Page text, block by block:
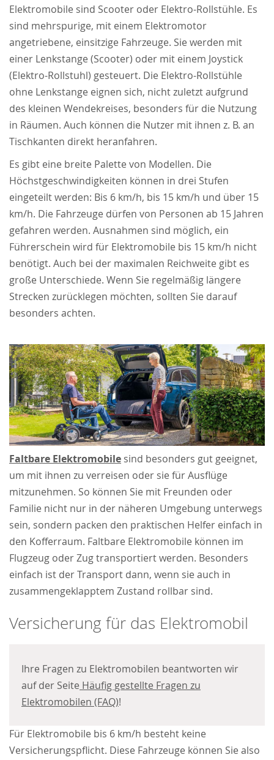
Elektromobile sind Scooter oder Elektro-Rollstühle. Es
sind mehrspurige, mit einem Elektromotor
angetriebene, einsitzige Fahrzeuge. Sie werden mit
einer Lenkstange (Scooter) oder mit einem Joystick
(Elektro-Rollstuhl) gesteuert. Die Elektro-Rollstühle
ohne Lenkstange eignen sich, nicht zuletzt aufgrund
des kleinen Wendekreises, besonders für die Nutzung
in Räumen. Auch können die Nutzer mit ihnen z. B. an
Tischkanten direkt heranfahren.
Es gibt eine breite Palette von Modellen. Die
Höchstgeschwindigkeiten können in drei Stufen
eingeteilt werden: Bis 6 km/h, bis 15 km/h und über 15
km/h. Die Fahrzeuge dürfen von Personen ab 15 Jahren
gefahren werden. Ausnahmen sind möglich, ein
Führerschein wird für Elektromobile bis 15 km/h nicht
benötigt. Auch bei der maximalen Reichweite gibt es
große Unterschiede. Wenn Sie regelmäßig längere
Strecken zurücklegen möchten, sollten Sie darauf
besonders achten.
Faltbare Elektromobile sind besonders gut geeignet,
um mit ihnen zu verreisen oder sie für Ausflüge
mitzunehmen. So können Sie mit Freunden oder
Familie nicht nur in der näheren Umgebung unterwegs
sein, sondern packen den praktischen Helfer einfach in
den Kofferraum. Faltbare Elektromobile können im
Flugzeug oder Zug transportiert werden. Besonders
einfach ist der Transport dann, wenn sie auch in
zusammengeklapptem Zustand rollbar sind.
Versicherung für das Elektromobil
Ihre Fragen zu Elektromobilen beantworten wir
auf der Seite Häufig gestellte Fragen zu
Elektromobilen (FAQ)!
Für Elektromobile bis 6 km/h besteht keine
Versicherungspflicht. Diese Fahrzeuge können Sie also